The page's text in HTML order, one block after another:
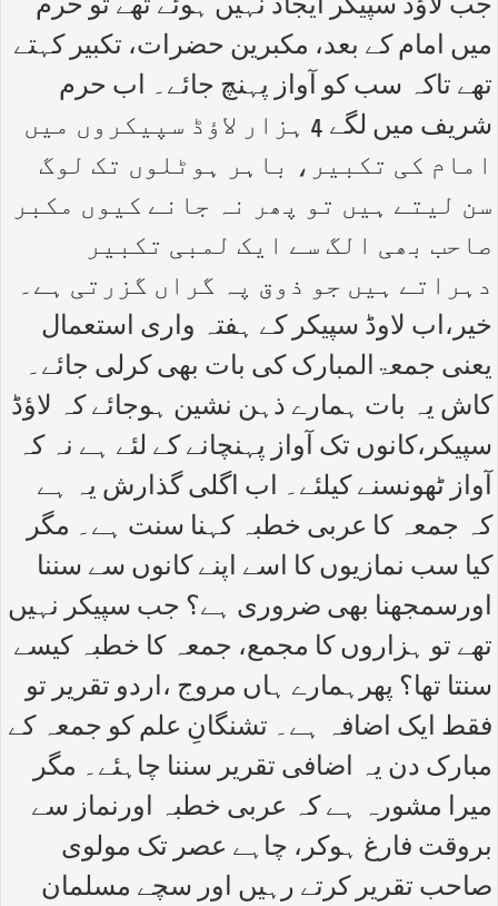
جب لاؤڈ سپیکر ایجاد نہیں ہوئے تھے تو حرم
میں امام کے بعد، مکبرین حضرات، تکبیر کہتے
تھے تاکہ سب کو آواز پہنچ جائے۔ اب حرم
شریف میں لگے 4 ہزار لاؤڈ سپیکروں میں
امام کی تکبیر، باہر ہوٹلوں تک لوگ
سن لیتے ہیں تو پھر نہ جانے کیوں مکبر
صاحب بھی الگ سے ایک لمبی تکبیر
دہراتے ہیں جو ذوق پہ گراں گزرتی ہے۔
خیر،اب لاوڈ سپیکر کے ہفتہ واری استعمال
یعنی جمعۃالمبارک کی بات بھی کرلی جائے۔
کاش یہ بات ہمارے ذہن نشین ہوجائے کہ لاؤڈ
سپیکر،کانوں تک آواز پہنچانے کے لئے ہے نہ کہ
آواز ٹھونسنے کیلئے۔ اب اگلی گذارش یہ ہے
کہ جمعہ کا عربی خطبہ کہنا سنت ہے۔ مگر
کیا سب نمازیوں کا اسے اپنے کانوں سے سننا
اورسمجھنا بھی ضروری ہے؟ جب سپیکر نہیں
تھے تو ہزاروں کا مجمع، جمعہ کا خطبہ کیسے
سنتا تھا؟ پھرہمارے ہاں مروج ،اردو تقریر تو
فقط ایک اضافہ ہے۔ تشنگانِ علم کو جمعہ کے
مبارک دن یہ اضافی تقریر سننا چاہئے۔ مگر
میرا مشورہ ہے کہ عربی خطبہ اورنماز سے
بروقت فارغ ہوکر، چاہے عصر تک مولوی
صاحب تقریر کرتے رہیں اور سچے مسلمان